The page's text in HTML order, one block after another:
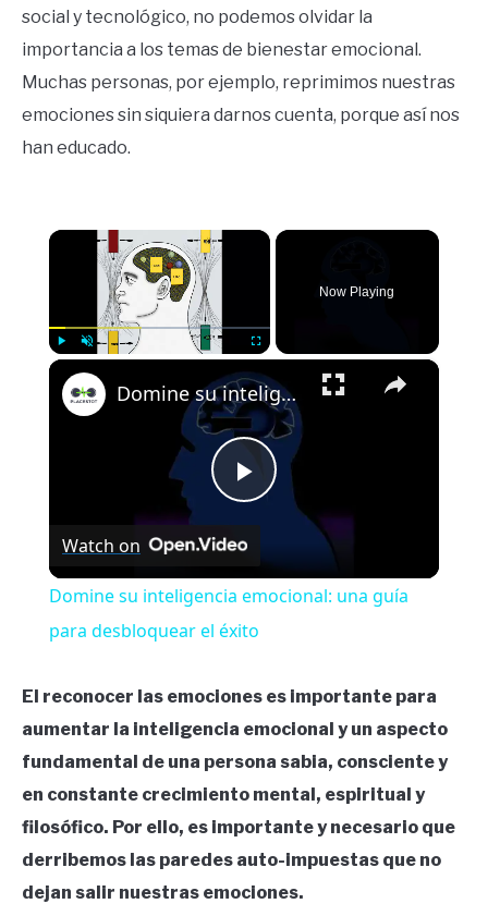
social y tecnológico, no podemos olvidar la
importancia a los temas de bienestar emocional.
Muchas personas, por ejemplo, reprimimos nuestras
emociones sin siquiera darnos cuenta, porque así nos
han educado.
×
Now Playing
×
Play
Video
Domine su inteligencia emocional: una guía para desbloquear el éxito
Watch on
Domine su inteligencia emocional: una guía
para desbloquear el éxito
El reconocer las emociones es importante para
aumentar la inteligencia emocional y un aspecto
fundamental de una persona sabia, consciente y
en constante crecimiento mental, espiritual y
filosófico. Por ello, es importante y necesario que
derribemos las paredes auto-impuestas que no
dejan salir nuestras emociones.